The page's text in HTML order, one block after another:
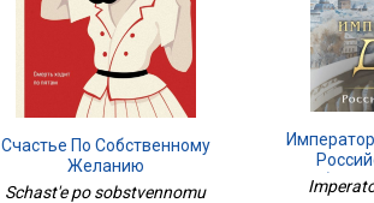
Счастье По Собственному
Желанию
Schast'e po sobstvennomu